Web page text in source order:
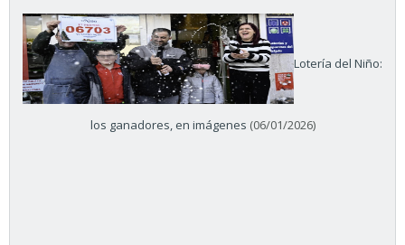
Lotería del Niño:
los ganadores, en imágenes (06/01/2026)